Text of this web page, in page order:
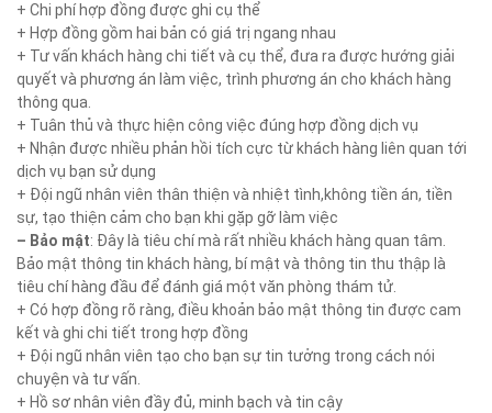
+ Chi phí hợp đồng được ghi cụ thể
+ Hợp đồng gồm hai bản có giá trị ngang nhau
+ Tư vấn khách hàng chi tiết và cụ thể, đưa ra được hướng giải
quyết và phương án làm việc, trình phương án cho khách hàng
thông qua.
+ Tuân thủ và thực hiện công việc đúng hợp đồng dịch vụ
+ Nhận được nhiều phản hồi tích cực từ khách hàng liên quan tới
dịch vụ bạn sử dụng
+ Đội ngũ nhân viên thân thiện và nhiệt tình,không tiền án, tiền
sự, tạo thiện cảm cho bạn khi gặp gỡ làm việc
– Bảo mật: Đây là tiêu chí mà rất nhiều khách hàng quan tâm.
Bảo mật thông tin khách hàng, bí mật và thông tin thu thập là
tiêu chí hàng đầu để đánh giá một văn phòng thám tử.
+ Có hợp đồng rõ ràng, điều khoản bảo mật thông tin được cam
kết và ghi chi tiết trong hợp đồng
+ Đội ngũ nhân viên tạo cho bạn sự tin tưởng trong cách nói
chuyện và tư vấn.
+ Hồ sơ nhân viên đầy đủ, minh bạch và tin cậy